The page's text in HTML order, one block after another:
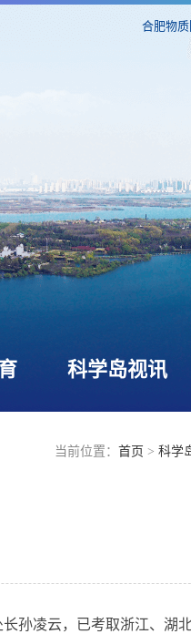
合肥物
科学岛视讯
当前位置： 首页 > 科学
孙凌云，已考取浙江、湖